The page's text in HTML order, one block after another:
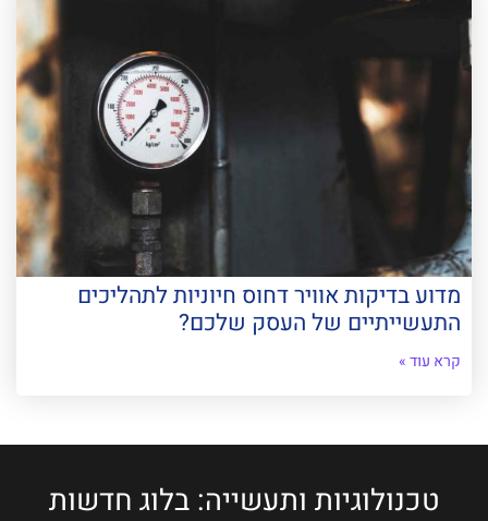
מדוע בדיקות אוויר דחוס חיוניות לתהליכים
התעשייתיים של העסק שלכם?
קרא עוד »
טכנולוגיות ותעשייה: בלוג חדשות